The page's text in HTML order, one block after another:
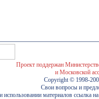
Проект поддержан
и Московской
Copyright © 1998-
Свои вопросы и
использовании материалов ссылка